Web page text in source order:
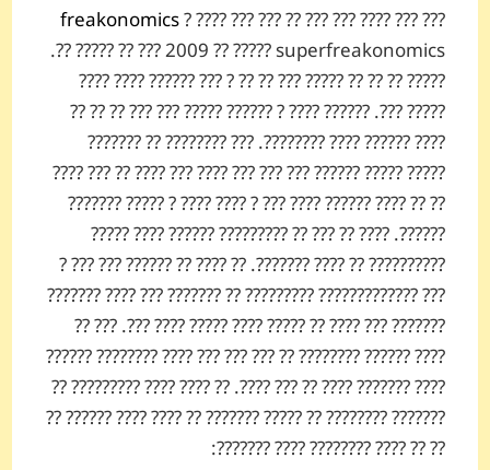
??? ??? ????
freakonomics? ???? ??? ??? ?? ??? ???
?? ??? 2009 ?? ????? superfreakonomics ????? ??.
????? ?? ?? ?? ????? ??? ?? ?? ? ??? ?????? ???? ????
????? ???. ?????? ???? ? ?????? ????? ??? ??? ?? ?? ??
???? ?????? ???? ????????. ??? ???????? ?? ???????
????? ????? ?????? ??? ??? ??? ???? ??? ???? ?? ??? ????
?? ?? ???? ?????? ???? ??? ? ???? ???? ? ????? ???????
??????. ???? ?? ??? ?? ????????? ?????? ???? ?????
?????????? ?? ???? ???????. ?? ???? ?? ?????? ??? ??? ?
??? ????????????? ????????? ?? ??????? ??? ???? ???????
??????? ??? ???? ?? ????? ???? ????? ???? ???. ??? ??
???? ?????? ???????? ?? ??? ??? ??? ???? ???????? ??????
???? ??????? ???? ?? ??? ????. ?? ???? ???? ????????? ??
??????? ???????? ?? ????? ??????? ?? ???? ???? ?????? ??
?? ?? ???? ???????? ???? ???????: